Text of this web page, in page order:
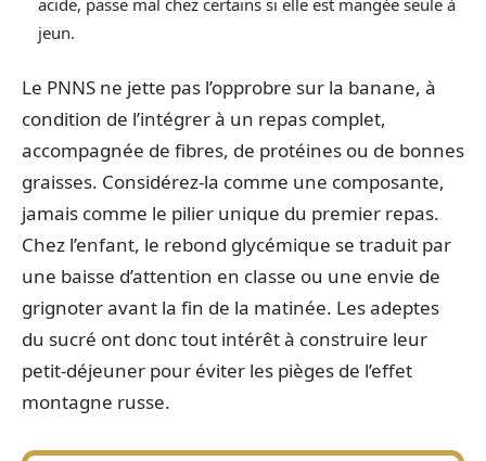
acide, passe mal chez certains si elle est mangée seule à
jeun.
Le PNNS ne jette pas l’opprobre sur la banane, à
condition de l’intégrer à un repas complet,
accompagnée de fibres, de protéines ou de bonnes
graisses. Considérez-la comme une composante,
jamais comme le pilier unique du premier repas.
Chez l’enfant, le rebond glycémique se traduit par
une baisse d’attention en classe ou une envie de
grignoter avant la fin de la matinée. Les adeptes
du sucré ont donc tout intérêt à construire leur
petit-déjeuner pour éviter les pièges de l’effet
montagne russe.